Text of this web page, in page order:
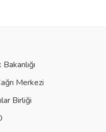
Bakanlığı
Merkezi
Birliği